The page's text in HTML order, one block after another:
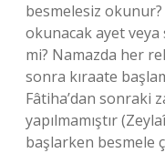
besmelesiz
okunacak ayet
mi? Namazda her
sonra kıraate
Fâtiha’dan sonraki
yapılmamıştır
başlarken besmele